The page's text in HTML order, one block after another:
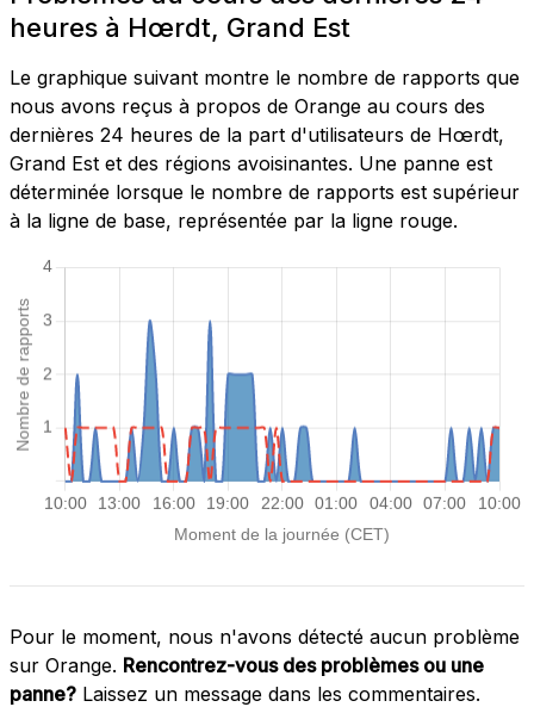
heures à Hœrdt, Grand Est
Le graphique suivant montre le nombre de rapports que
nous avons reçus à propos de Orange au cours des
dernières 24 heures de la part d'utilisateurs de Hœrdt,
Grand Est et des régions avoisinantes. Une panne est
déterminée lorsque le nombre de rapports est supérieur
à la ligne de base, représentée par la ligne rouge.
Pour le moment, nous n'avons détecté aucun problème
sur Orange. Rencontrez-vous des problèmes ou une
panne? Laissez un message dans les commentaires.